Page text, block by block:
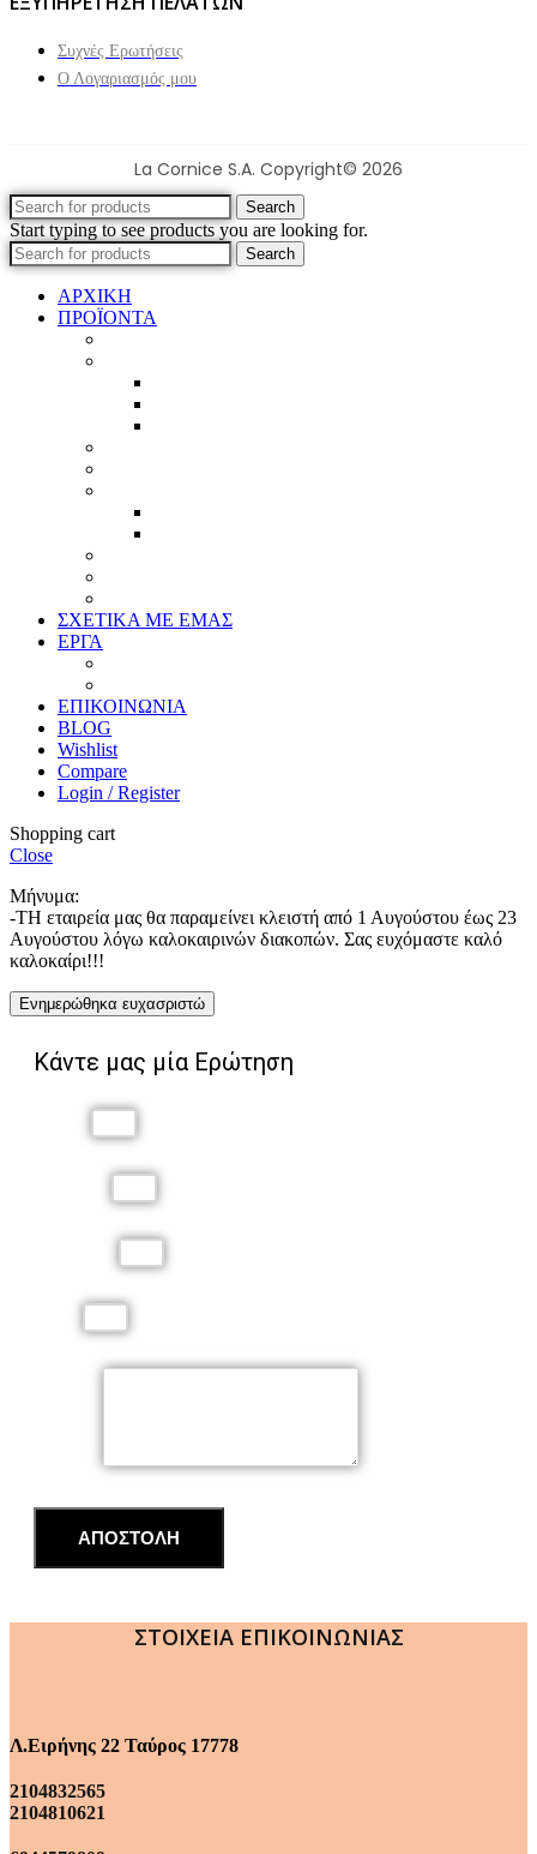
Συχνές Ερωτήσεις
Ο Λογαριασμός μου
La Cornice S.A. Copyright© 2026
Search
Start typing to see products you are looking for.
Search
ΑΡΧΙΚΗ
ΠΡΟΪΟΝΤΑ
ΣΧΕΤΙΚΑ ΜΕ ΕΜΑΣ
ΕΡΓΑ
ΕΠΙΚΟΙΝΩΝΙΑ
BLOG
Wishlist
Compare
Login / Register
Shopping cart
Close
Μήνυμα:
-ΤΗ εταιρεία μας θα παραμείνει κλειστή από 1 Αυγούστου έως 23
Αυγούστου λόγω καλοκαιρινών διακοπών. Σας ευχόμαστε καλό
καλοκαίρι!!!
Ενημερώθηκα ευχασριστώ
Κάντε μας μία Ερώτηση
ΑΠΟΣΤΟΛΗ
ΣΤΟΙΧΕΙΑ ΕΠΙΚΟΙΝΩΝΙΑΣ
Λ.Ειρήνης 22 Ταύρος 17778
2104832565
2104810621